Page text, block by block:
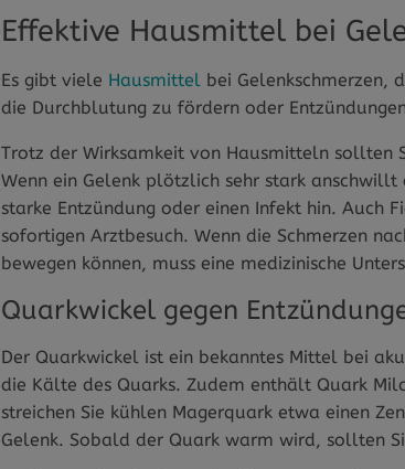
Effektive Hausmittel bei
Es gibt viele Hausmittel bei Gelenkschmerzen,
die Durchblutung zu fördern oder
Trotz der Wirksamkeit von Hausmitteln sollten
Wenn ein Gelenk plötzlich sehr stark
starke Entzündung oder einen Infekt hin. Auch
sofortigen Arztbesuch. Wenn die Schmerzen
bewegen können, muss eine medizinische
Quarkwickel gegen
Der Quarkwickel ist ein bekanntes Mittel bei
die Kälte des Quarks. Zudem enthält Quark
streichen Sie kühlen Magerquark etwa einen
Gelenk. Sobald der Quark warm wird, sollten